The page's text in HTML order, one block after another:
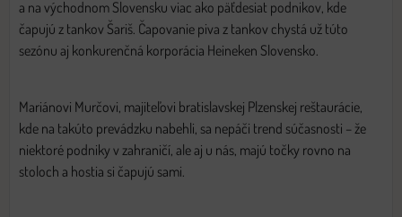
a na východnom Slovensku viac ako päťdesiat podnikov, kde
čapujú z tankov Šariš. Čapovanie piva z tankov chystá už túto
sezónu aj konkurenčná korporácia Heineken Slovensko.
Mariánovi Murčovi, majiteľovi bratislavskej Plzenskej reštaurácie,
kde na takúto prevádzku nabehli, sa nepáči trend súčasnosti – že
niektoré podniky v zahraničí, ale aj u nás, majú točky rovno na
stoloch a hostia si čapujú sami.